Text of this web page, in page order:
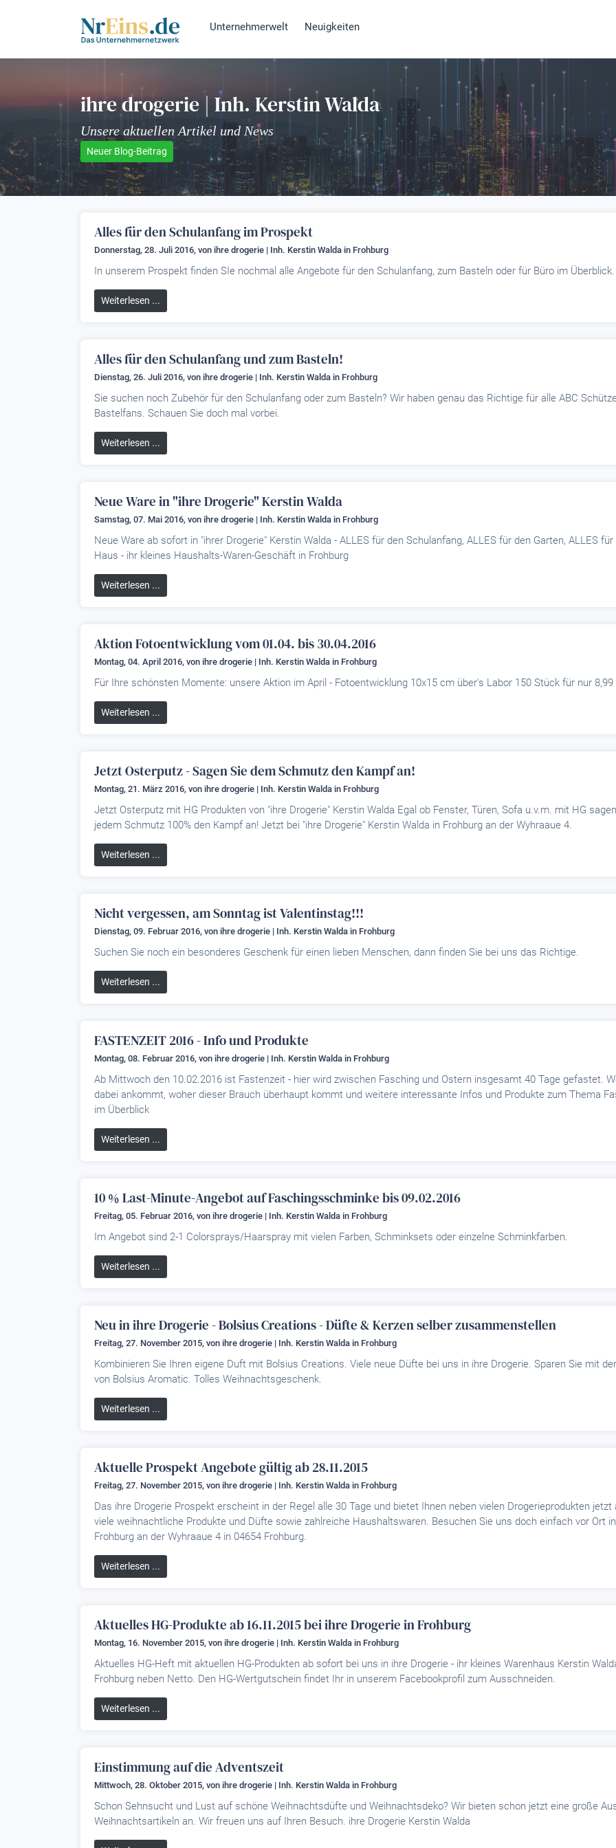
Unternehmerwelt Neuigkeiten
ihre drogerie | Inh. Kerstin Walda
Unsere aktuellen Artikel und News
Neuer Blog-Beitrag
Alles für den Schulanfang im Prospekt
Donnerstag, 28. Juli 2016, von ihre drogerie | Inh. Kerstin Walda in Frohburg
In unserem Prospekt finden SIe nochmal alle Angebote für den Schulanfang, zum Basteln oder für Büro im Überblick.
Weiterlesen ...
Alles für den Schulanfang und zum Basteln!
Dienstag, 26. Juli 2016, von ihre drogerie | Inh. Kerstin Walda in Frohburg
Sie suchen noch Zubehör für den Schulanfang oder zum Basteln? Wir haben genau das Richtige für alle ABC
Bastelfans. Schauen Sie doch mal vorbei.
Weiterlesen ...
Neue Ware in "ihre Drogerie" Kerstin Walda
Samstag, 07. Mai 2016, von ihre drogerie | Inh. Kerstin Walda in Frohburg
Neue Ware ab sofort in "ihrer Drogerie" Kerstin Walda - ALLES für den Schulanfang, ALLES für den Garten, ALLES für
Haus - ihr kleines Haushalts-Waren-Geschäft in Frohburg
Weiterlesen ...
Aktion Fotoentwicklung vom 01.04. bis 30.04.2016
Montag, 04. April 2016, von ihre drogerie | Inh. Kerstin Walda in Frohburg
Für Ihre schönsten Momente: unsere Aktion im April - Fotoentwicklung 10x15 cm über's Labor 150 Stück für nur 8,99
Weiterlesen ...
Jetzt Osterputz - Sagen Sie dem Schmutz den Kampf an!
Montag, 21. März 2016, von ihre drogerie | Inh. Kerstin Walda in Frohburg
Jetzt Osterputz mit HG Produkten von "ihre Drogerie" Kerstin Walda Egal ob Fenster, Türen, Sofa u.v.m. mit HG
jedem Schmutz 100% den Kampf an! Jetzt bei "ihre Drogerie" Kerstin Walda in Frohburg an der Wyhraaue 4.
Weiterlesen ...
Nicht vergessen, am Sonntag ist Valentinstag!!!
Dienstag, 09. Februar 2016, von ihre drogerie | Inh. Kerstin Walda in Frohburg
Suchen Sie noch ein besonderes Geschenk für einen lieben Menschen, dann finden Sie bei uns das Richtige.
Weiterlesen ...
FASTENZEIT 2016 - Info und Produkte
Montag, 08. Februar 2016, von ihre drogerie | Inh. Kerstin Walda in Frohburg
Ab Mittwoch den 10.02.2016 ist Fastenzeit - hier wird zwischen Fasching und Ostern insgesamt 40 Tage gefastet.
dabei ankommt, woher dieser Brauch überhaupt kommt und weitere interessante Infos und Produkte zum Thema
im Überblick
Weiterlesen ...
10 % Last-Minute-Angebot auf Faschingsschminke bis 09.02.2016
Freitag, 05. Februar 2016, von ihre drogerie | Inh. Kerstin Walda in Frohburg
Im Angebot sind 2-1 Colorsprays/Haarspray mit vielen Farben, Schminksets oder einzelne Schminkfarben.
Weiterlesen ...
Neu in ihre Drogerie - Bolsius Creations - Düfte & Kerzen selber zusammenstellen
Freitag, 27. November 2015, von ihre drogerie | Inh. Kerstin Walda in Frohburg
Kombinieren Sie Ihren eigene Duft mit Bolsius Creations. Viele neue Düfte bei uns in ihre Drogerie. Sparen Sie mit
von Bolsius Aromatic. Tolles Weihnachtsgeschenk.
Weiterlesen ...
Aktuelle Prospekt Angebote gültig ab 28.11.2015
Freitag, 27. November 2015, von ihre drogerie | Inh. Kerstin Walda in Frohburg
Das ihre Drogerie Prospekt erscheint in der Regel alle 30 Tage und bietet Ihnen neben vielen Drogerieprodukten jetzt
viele weihnachtliche Produkte und Düfte sowie zahlreiche Haushaltswaren. Besuchen Sie uns doch einfach vor Ort in
Frohburg an der Wyhraaue 4 in 04654 Frohburg.
Weiterlesen ...
Aktuelles HG-Produkte ab 16.11.2015 bei ihre Drogerie in Frohburg
Montag, 16. November 2015, von ihre drogerie | Inh. Kerstin Walda in Frohburg
Aktuelles HG-Heft mit aktuellen HG-Produkten ab sofort bei uns in ihre Drogerie - ihr kleines Warenhaus Kerstin
Frohburg neben Netto. Den HG-Wertgutschein findet Ihr in unserem Facebookprofil zum Ausschneiden.
Weiterlesen ...
Einstimmung auf die Adventszeit
Mittwoch, 28. Oktober 2015, von ihre drogerie | Inh. Kerstin Walda in Frohburg
Schon Sehnsucht und Lust auf schöne Weihnachtsdüfte und Weihnachtsdeko? Wir bieten schon jetzt eine große
Weihnachtsartikeln an. Wir freuen uns auf Ihren Besuch. ihre Drogerie Kerstin Walda